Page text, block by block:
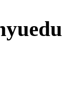
yuedu